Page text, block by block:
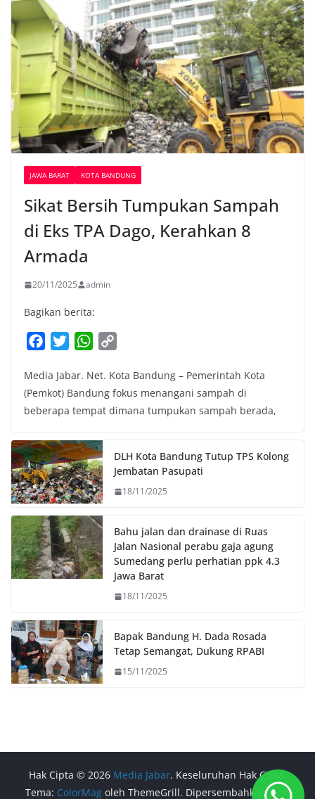
JAWA BARAT KOTA BANDUNG
Sikat Bersih Tumpukan Sampah
di Eks TPA Dago, Kerahkan 8
Armada
20/11/2025 admin
Bagikan berita:
c
e
b
o
k
i
t
t
r
W
a
t
s
p
p
p
y
L
n
k
Media Jabar. Net. Kota Bandung – Pemerintah Kota
(Pemkot) Bandung fokus menangani sampah di
beberapa tempat dimana tumpukan sampah berada,
DLH Kota Bandung Tutup TPS Kolong
Jembatan Pasupati
18/11/2025
Bahu jalan dan drainase di Ruas
Jalan Nasional perabu gaja agung
Sumedang perlu perhatian ppk 4.3
Jawa Barat
18/11/2025
Bapak Bandung H. Dada Rosada
Tetap Semangat, Dukung RPABI
15/11/2025
Hak Cipta © 2026 Media Jabar. Keseluruhan Hak Cipta.
Tema: ColorMag oleh ThemeGrill. Dipersembahkan oleh